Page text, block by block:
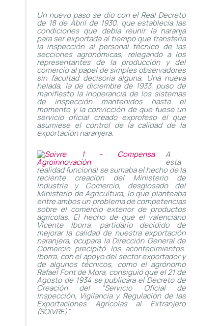
Un nuevo paso se dio con el Real Decreto
de 18 de Abril de 1930, que establecía las
condiciones que debía reunir la naranja
para ser exportada al tiempo que transfería
la inspección al personal técnico de las
secciones agronómicas, relegando a los
representantes de la producción y del
comercio al papel de simples observadores
sin facultad decisoria alguna. Una nueva
helada, la de diciembre de 1933, puso de
manifiesto la inoperancia de los sistemas
de inspección mantenidos hasta el
momento y la convicción de que fuese un
servicio oficial creado exprofeso el que
asumiese el control de la calidad de la
exportación naranjera.
A
esta
realidad funcional se sumaba el hecho de la
reciente creación del Ministerio de
Industria y Comercio, desglosado del
Ministerio de Agricultura, lo que planteaba
entre ambos un problema de competencias
sobre el comercio exterior de productos
agrícolas. El hecho de que el valenciano
Vicente Iborra, partidario decidido de
mejorar la calidad de nuestra exportación
naranjera, ocupara la Dirección General de
Comercio precipitó los acontecimientos.
Iborra, con el apoyo del sector exportador y
de algunos técnicos, como el agrónomo
Rafael Font de Mora, consiguió que el 21 de
Agosto de 1934 se publicara el Decreto de
Creación del “Servicio Oficial de
Inspección, Vigilancia y Regulación de las
Exportaciones Agrícolas al Extranjero
(SOIVRE)”.